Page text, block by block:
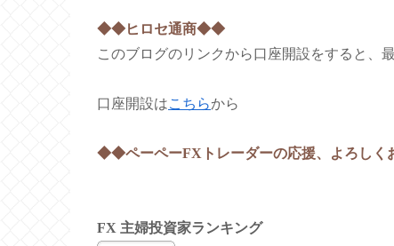
◆◆ヒロセ通商◆◆
このブログのリンクから口座開設をすると、
口座開設はこちらから
◆◆ペーペーFXトレーダーの応援、よろし
FX 主婦投資家ランキング